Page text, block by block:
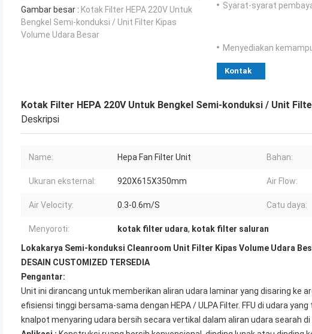
Gambar besar : Kotak Filter HEPA 220V Untuk
Bengkel Semi-konduksi / Unit Filter Kipas
Volume Udara Besar
Syarat-syarat
Menyediakan
Kontak
Kotak Filter HEPA 220V Untuk Bengkel Semi-konduksi / Unit
Deskripsi
Name: Hepa Fan Filter Unit Bahan:
Ukuran eksternal: 920X615X350mm Air Flow:
Air Velocity: 0.3-0.6m/S Catu daya:
Menyoroti: kotak filter udara, kotak filter saluran
Lokakarya Semi-konduksi Cleanroom Unit Filter Kipas Volume Udara
DESAIN CUSTOMIZED TERSEDIA
Pengantar:
Unit ini dirancang untuk memberikan aliran udara laminar yang disaring ke
efisiensi tinggi bersama-sama dengan HEPA / ULPA Filter. FFU di udara
knalpot menyaring udara bersih secara vertikal dalam aliran udara searah di